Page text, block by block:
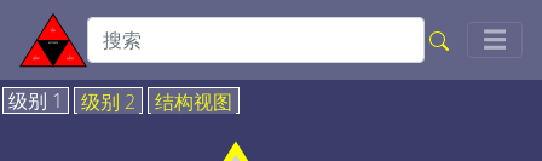
☰
级别 1 级别 2 结构视图